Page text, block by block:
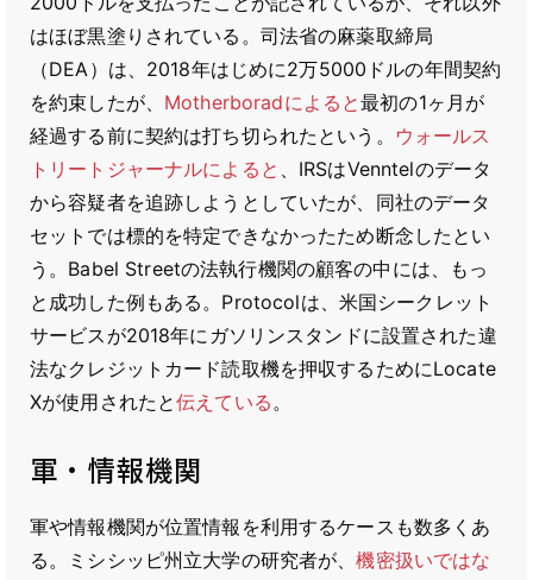
はほぼ黒塗りされている。司法省の麻薬取締局
（DEA）は、2018年はじめに2万5000ドルの年間契約
を約束したが、 Motherboradによると最初の1ヶ月が
経過する前に契約は打ち切られたという。
ウォールス
トリートジャーナルによると 、IRSはVenntelのデータ
から容疑者を追跡しようとしていたが、同社のデータ
セットでは標的を特定できなかったため断念したとい
う。Babel Streetの法執行機関の顧客の中には、もっ
と成功した例もある。Protocolは、米国シークレット
サービスが2018年にガソリンスタンドに設置された違
法なクレジットカード読取機を押収するためにLocate
Xが使用されたと伝えている。
軍・情報機関
軍や情報機関が位置情報を利用するケースも数多くあ
る。ミシシッピ州立大学の研究者が、機密扱いではな